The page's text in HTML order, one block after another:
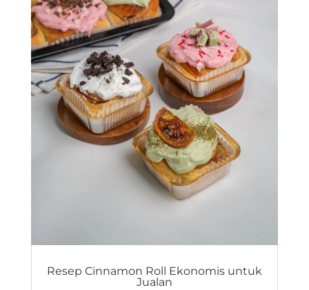
Resep Cinnamon Roll Ekonomis untuk
Jualan